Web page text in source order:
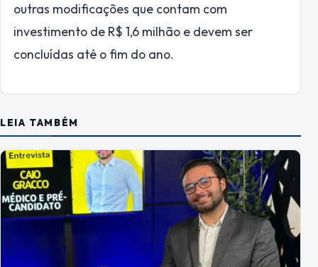
outras modificações que contam com
investimento de R$ 1,6 milhão e devem ser
concluídas até o fim do ano.
LEIA TAMBÉM